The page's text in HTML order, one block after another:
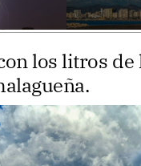
los litros de